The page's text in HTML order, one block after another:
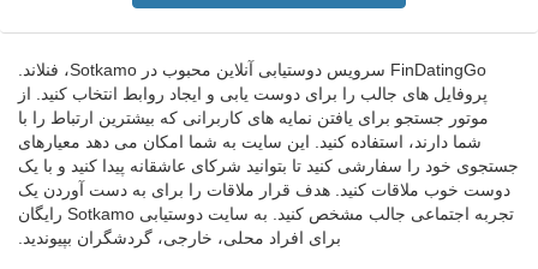
FinDatingGo سرویس دوستیابی آنلاین محبوب در Sotkamo، فنلاند.
پروفایل های جالب را برای دوست یابی و ایجاد روابط انتخاب کنید. از
موتور جستجو برای یافتن نمایه های کاربرانی که بیشترین ارتباط را با
شما دارند، استفاده کنید. این سایت به شما امکان می دهد معیارهای
جستجوی خود را سفارشی کنید تا بتوانید شرکای عاشقانه پیدا کنید و با یک
دوست خوب ملاقات کنید. هدف قرار ملاقات را برای به دست آوردن یک
تجربه اجتماعی جالب مشخص کنید. به سایت دوستیابی Sotkamo رایگان
برای افراد محلی، خارجی، گردشگران بپیوندید.